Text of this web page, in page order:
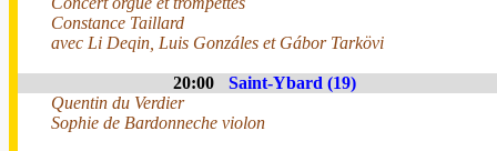
Constance Taillard
avec Li Deqin, Luis Gonzáles et Gábor Tarkövi
20:00
Saint-Ybard (19)
Quentin du Verdier
Sophie de Bardonneche violon